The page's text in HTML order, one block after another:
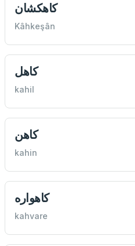
كاهكشان
Kâhkeşân
كاهل
kahil
كاهن
kahin
كاهواره
kahvare